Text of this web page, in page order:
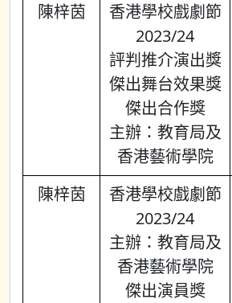
陳梓茵
香港學校戲劇節
2023/24
評判推介演出獎
傑出舞台效果獎
傑出合作獎
主辦：教育局及
香港藝術學院
陳梓茵
香港學校戲劇節
2023/24
主辦：教育局及
香港藝術學院
傑出演員獎